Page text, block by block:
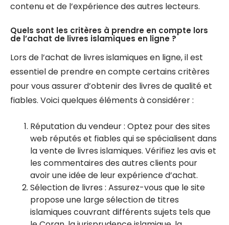
contenu et de l’expérience des autres lecteurs.
Quels sont les critères à prendre en compte lors
de l’achat de livres islamiques en ligne ?
Lors de l’achat de livres islamiques en ligne, il est
essentiel de prendre en compte certains critères
pour vous assurer d’obtenir des livres de qualité et
fiables. Voici quelques éléments à considérer :
Réputation du vendeur : Optez pour des sites
web réputés et fiables qui se spécialisent dans
la vente de livres islamiques. Vérifiez les avis et
les commentaires des autres clients pour
avoir une idée de leur expérience d’achat.
Sélection de livres : Assurez-vous que le site
propose une large sélection de titres
islamiques couvrant différents sujets tels que